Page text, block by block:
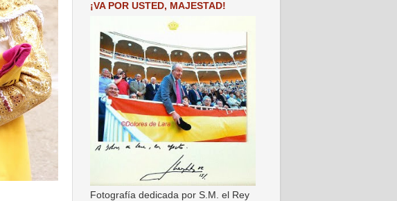
¡VA POR USTED, MAJESTAD!
Fotografía dedicada por S.M. el Rey